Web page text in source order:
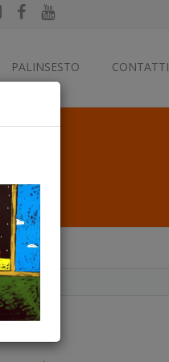
PALINSESTO CONTATTI